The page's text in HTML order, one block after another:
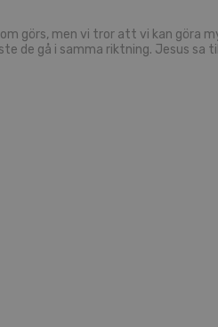
görs, men vi tror att vi kan göra
gå i samma riktning. Jesus sa